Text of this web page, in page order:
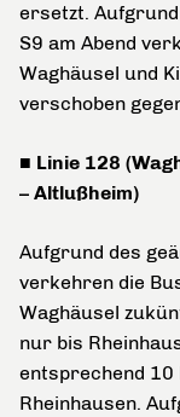
ersetzt.
S9 am Abend
Waghäusel und
verschoben
■ Linie 128
– Altlußheim)
Aufgrund des
verkehren die
Waghäusel
nur bis
entsprechend
Rheinhausen.